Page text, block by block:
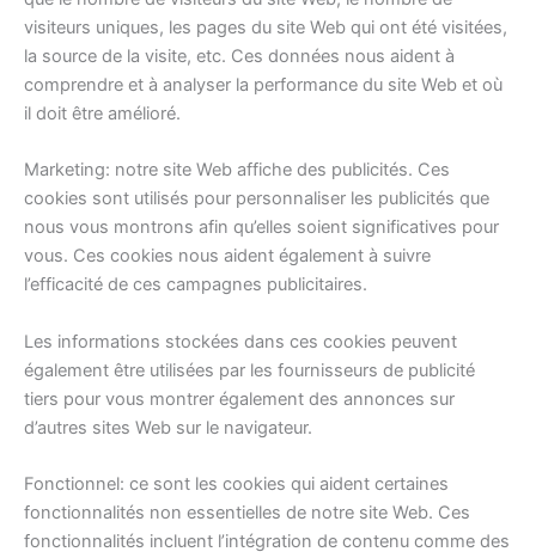
visiteurs uniques, les pages du site Web qui ont été visitées,
la source de la visite, etc. Ces données nous aident à
comprendre et à analyser la performance du site Web et où
il doit être amélioré.
Marketing: notre site Web affiche des publicités. Ces
cookies sont utilisés pour personnaliser les publicités que
nous vous montrons afin qu’elles soient significatives pour
vous. Ces cookies nous aident également à suivre
l’efficacité de ces campagnes publicitaires.
Les informations stockées dans ces cookies peuvent
également être utilisées par les fournisseurs de publicité
tiers pour vous montrer également des annonces sur
d’autres sites Web sur le navigateur.
Fonctionnel: ce sont les cookies qui aident certaines
fonctionnalités non essentielles de notre site Web. Ces
fonctionnalités incluent l’intégration de contenu comme des